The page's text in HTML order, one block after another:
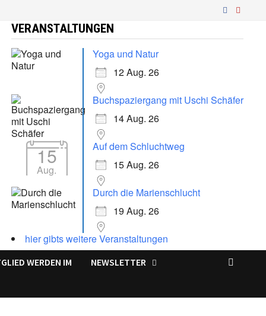
VERANSTALTUNGEN
Yoga und Natur
12 Aug. 26
Buchspaziergang mit Uschi Schäfer
14 Aug. 26
15
Aug.
Auf dem Schluchtweg
15 Aug. 26
Durch die Marienschlucht
19 Aug. 26
hier gibts weitere Veranstaltungen
WERDEN IM
NEWSLETTER